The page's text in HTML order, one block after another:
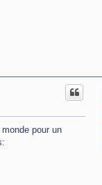
pour un